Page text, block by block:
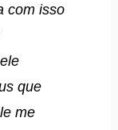
com isso
que
me